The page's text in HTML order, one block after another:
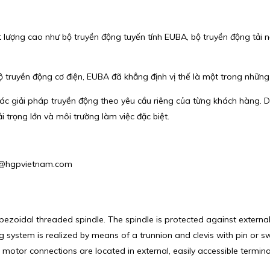
cao như bộ truyền động tuyến tính EUBA, bộ truyền động tải
động cơ điện, EUBA đã khẳng định vị thế là một trong
giải pháp truyền động theo yêu cầu riêng của từng khách hàng.
trọng lớn và môi trường làm việc đặc biệt.
threaded spindle. The spindle is protected against
is realized by means of a trunnion and clevis with pin or
connections are located in external, easily accessible